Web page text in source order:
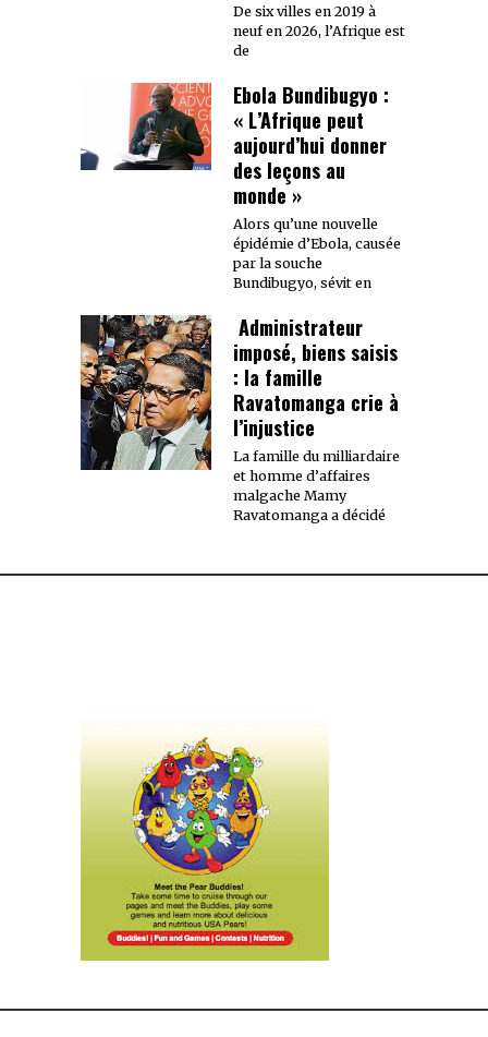
De six villes en 2019 à
neuf en 2026, l’Afrique est
de
Ebola Bundibugyo :
« L’Afrique peut
aujourd’hui donner
des leçons au
monde »
Alors qu’une nouvelle
épidémie d’Ebola, causée
par la souche
Bundibugyo, sévit en
Administrateur
imposé, biens saisis
: la famille
Ravatomanga crie à
l’injustice
La famille du milliardaire
et homme d’affaires
malgache Mamy
Ravatomanga a décidé